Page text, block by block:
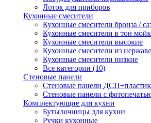
Лоток для приборов
Кухонные смесители
Кухонные смесители бронза /
Кухонные смесители в тон
Кухонные смесители высокие
Кухонные смесители из
Кухонные смесители низкие
Все категории (10)
Стеновые панели
Стеновые панели ДСП+пластик
Стеновые панели с
Комплектующие для кухни
Бутылочницы для кухни
Ручки кухонные